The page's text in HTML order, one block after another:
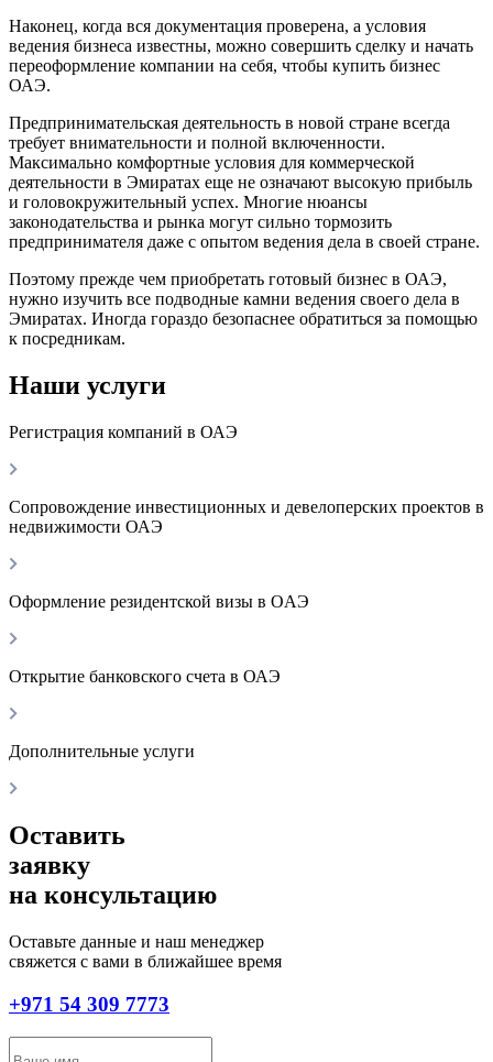
Наконец, когда вся документация проверена, а условия
ведения бизнеса известны, можно совершить сделку и начать
переоформление компании на себя, чтобы купить бизнес
ОАЭ.
Предпринимательская деятельность в новой стране всегда
требует внимательности и полной включенности.
Максимально комфортные условия для коммерческой
деятельности в Эмиратах еще не означают высокую прибыль
и головокружительный успех. Многие нюансы
законодательства и рынка могут сильно тормозить
предпринимателя даже с опытом ведения дела в своей стране.
Поэтому прежде чем приобретать готовый бизнес в ОАЭ,
нужно изучить все подводные камни ведения своего дела в
Эмиратах. Иногда гораздо безопаснее обратиться за помощью
к посредникам.
Наши услуги
Регистрация компаний в ОАЭ
Сопровождение инвестиционных и девелоперских проектов в
недвижимости ОАЭ
Оформление резидентской визы в OAЭ
Открытие банковского счета в ОАЭ
Дополнительные услуги
Оставить
заявку
на консультацию
Оставьте данные и наш менеджер
свяжется с вами в ближайшее время
+971 54 309 7773